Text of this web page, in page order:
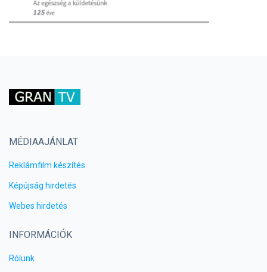
MÉDIAAJÁNLAT
Reklámfilm készítés
Képújság hirdetés
Webes hirdetés
INFORMÁCIÓK
Rólunk